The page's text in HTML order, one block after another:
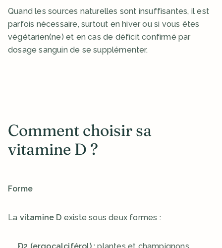
Quand les sources naturelles sont insuffisantes, il est
parfois nécessaire, surtout en hiver ou si vous êtes
végétarien(ne) et en cas de déficit confirmé par
dosage sanguin de se supplémenter.
Comment choisir sa
vitamine D ?
Forme
La vitamine D existe sous deux formes :